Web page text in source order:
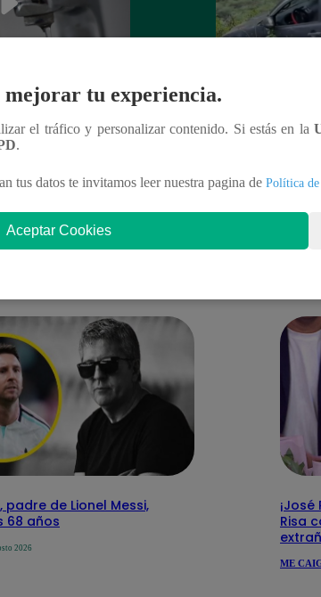
de abril: horarios y
el servicio de
Muerte en el
militares que
padre de Lionel Messi,
68 años
2026
Risa
ME
mejorar tu experiencia.
el tráfico y personalizar contenido. Si estás en la
.
tus datos te invitamos leer nuestra pagina de Política
Aceptar Cookies